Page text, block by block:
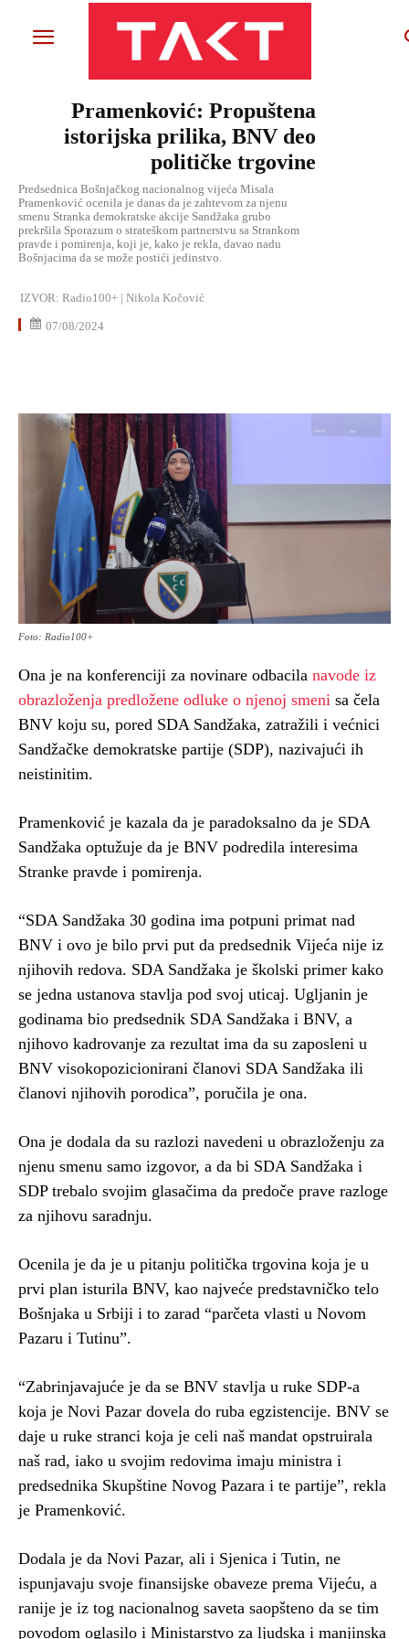
Pramenković: Propuštena
istorijska prilika, BNV deo
političke trgovine
Predsednica Bošnjačkog nacionalnog vijeća Misala
Pramenković ocenila je danas da je zahtevom za njenu
smenu Stranka demokratske akcije Sandžaka grubo
prekršila Sporazum o strateškom partnerstvu sa Strankom
pravde i pomirenja, koji je, kako je rekla, davao nadu
Bošnjacima da se može postići jedinstvo.
IZVOR: Radio100+ | Nikola Kočović
07/08/2024
Foto: Radio100+
Ona je na konferenciji za novinare odbacila navode iz
obrazloženja predložene odluke o njenoj smeni sa čela
BNV koju su, pored SDA Sandžaka, zatražili i većnici
Sandžačke demokratske partije (SDP), nazivajući ih
neistinitim.
Pramenković je kazala da je paradoksalno da je SDA
Sandžaka optužuje da je BNV podredila interesima
Stranke pravde i pomirenja.
“SDA Sandžaka 30 godina ima potpuni primat nad
BNV i ovo je bilo prvi put da predsednik Vijeća nije iz
njihovih redova. SDA Sandžaka je školski primer kako
se jedna ustanova stavlja pod svoj uticaj. Ugljanin je
godinama bio predsednik SDA Sandžaka i BNV, a
njihovo kadrovanje za rezultat ima da su zaposleni u
BNV visokopozicionirani članovi SDA Sandžaka ili
članovi njihovih porodica”, poručila je ona.
Ona je dodala da su razlozi navedeni u obrazloženju za
njenu smenu samo izgovor, a da bi SDA Sandžaka i
SDP trebalo svojim glasačima da predoče prave razloge
za njihovu saradnju.
Ocenila je da je u pitanju politička trgovina koja je u
prvi plan isturila BNV, kao najveće predstavničko telo
Bošnjaka u Srbiji i to zarad “parčeta vlasti u Novom
Pazaru i Tutinu”.
“Zabrinjavajuće je da se BNV stavlja u ruke SDP-a
koja je Novi Pazar dovela do ruba egzistencije. BNV se
daje u ruke stranci koja je celi naš mandat opstruirala
naš rad, iako u svojim redovima imaju ministra i
predsednika Skupštine Novog Pazara i te partije”, rekla
je Pramenković.
Dodala je da Novi Pazar, ali i Sjenica i Tutin, ne
ispunjavaju svoje finansijske obaveze prema Vijeću, a
ranije je iz tog nacionalnog saveta saopšteno da se tim
povodom oglasilo i Ministarstvo za ljudska i manjinska